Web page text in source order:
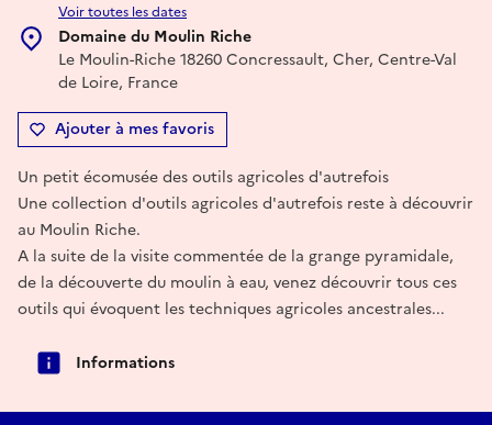
Voir toutes les dates
Domaine du Moulin Riche
Le Moulin-Riche 18260 Concressault, Cher, Centre-Val
de Loire, France
Ajouter à mes favoris
Un petit écomusée des outils agricoles d'autrefois
Une collection d'outils agricoles d'autrefois reste à découvrir
au Moulin Riche.
A la suite de la visite commentée de la grange pyramidale,
de la découverte du moulin à eau, venez découvrir tous ces
outils qui évoquent les techniques agricoles ancestrales...
Informations